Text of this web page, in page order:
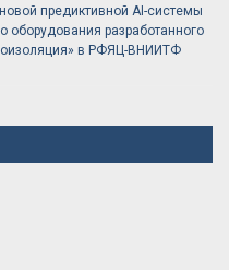
предиктивной AI-системы
оборудования разработанного
в РФЯЦ-ВНИИТФ